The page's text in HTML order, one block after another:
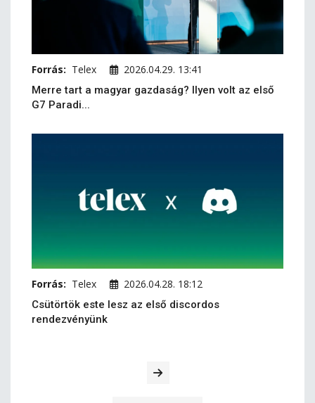
Forrás: Telex 2026.04.29. 13:41
Merre tart a magyar gazdaság? Ilyen volt az első
G7 Paradi...
Forrás: Telex 2026.04.28. 18:12
Csütörtök este lesz az első discordos
rendezvényünk